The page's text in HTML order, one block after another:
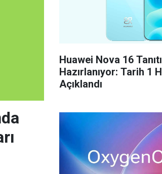
Huawei Nova 16
Hazırlanıyor: Tarih 1
Açıklandı